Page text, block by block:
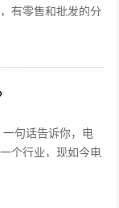
有零售和批发的分
那么零售还是批发
句话告诉你，电
个行业，现如今电
70%都是草莽出